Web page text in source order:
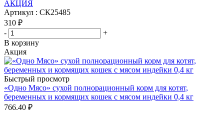
АКЦИЯ
Артикул : СК25485
310 ₽
-
+
В корзину
Акция
Быстрый просмотр
«Одно Мясо» сухой полнорационный корм для котят,
беременных и кормящих кошек с мясом индейки 0,4 кг
766.40 ₽